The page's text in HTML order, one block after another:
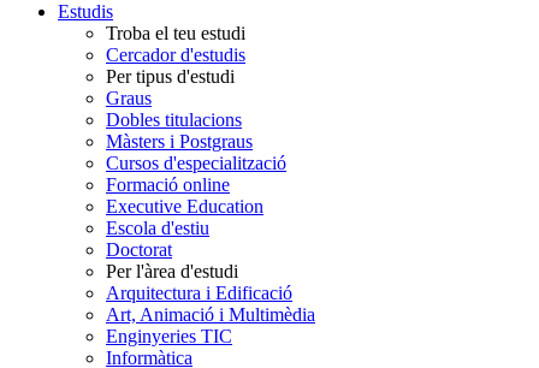
Estudis
Troba el teu estudi
Cercador d'estudis
Per tipus d'estudi
Graus
Dobles titulacions
Màsters i Postgraus
Cursos d'especialització
Formació online
Executive Education
Escola d'estiu
Doctorat
Per l'àrea d'estudi
Arquitectura i Edificació
Art, Animació i Multimèdia
Enginyeries TIC
Informàtica